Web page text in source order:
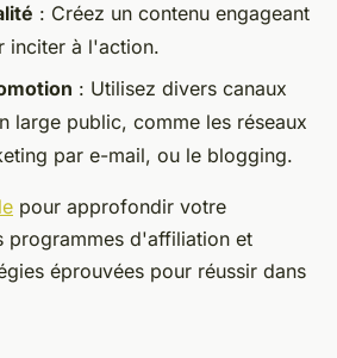
: Créez un contenu engageant
inciter à l'action.
: Utilisez divers canaux
large public, comme les réseaux
par e-mail, ou le blogging.
pour approfondir votre
programmes d'affiliation et
éprouvées pour réussir dans